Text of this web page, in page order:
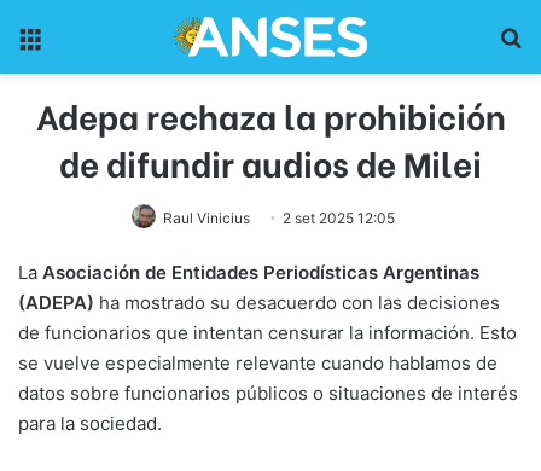
Adepa rechaza la prohibición
de difundir audios de Milei
Raul Vinicius 2 set 2025 12:05
La Asociación de Entidades Periodísticas Argentinas
(ADEPA) ha mostrado su desacuerdo con las decisiones
de funcionarios que intentan censurar la información. Esto
se vuelve especialmente relevante cuando hablamos de
datos sobre funcionarios públicos o situaciones de interés
para la sociedad.